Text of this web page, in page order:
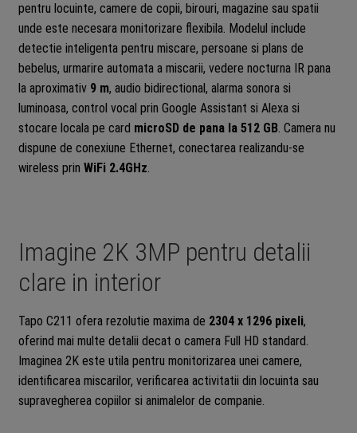
pentru locuinte, camere de copii, birouri, magazine sau spatii
unde este necesara monitorizare flexibila. Modelul include
detectie inteligenta pentru miscare, persoane si plans de
bebelus, urmarire automata a miscarii, vedere nocturna IR pana
la aproximativ 9 m, audio bidirectional, alarma sonora si
luminoasa, control vocal prin Google Assistant si Alexa si
stocare locala pe card microSD de pana la 512 GB. Camera nu
dispune de conexiune Ethernet, conectarea realizandu-se
wireless prin WiFi 2.4GHz.
Imagine 2K 3MP pentru detalii
clare in interior
Tapo C211 ofera rezolutie maxima de 2304 x 1296 pixeli,
oferind mai multe detalii decat o camera Full HD standard.
Imaginea 2K este utila pentru monitorizarea unei camere,
identificarea miscarilor, verificarea activitatii din locuinta sau
supravegherea copiilor si animalelor de companie.